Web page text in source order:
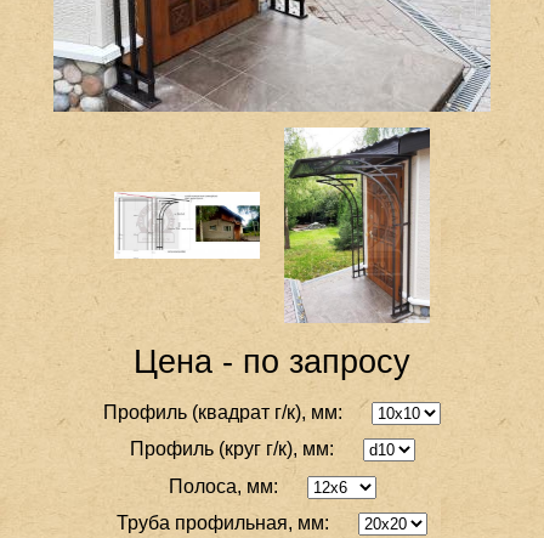
Цена - по запросу
Профиль (квадрат г/к), мм:
Профиль (круг г/к), мм:
Полоса, мм:
Труба профильная, мм: